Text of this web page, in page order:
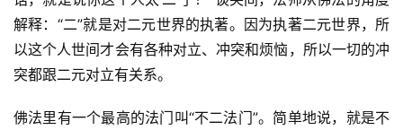
解释：“二”就是对二元世界的执著。因为执著二元世界，所
以这个人世间才会有各种对立、冲突和烦恼，所以一切的冲
突都跟二元对立有关系。
佛法里有一个最高的法门叫“不二法门”。简单地说，就是不